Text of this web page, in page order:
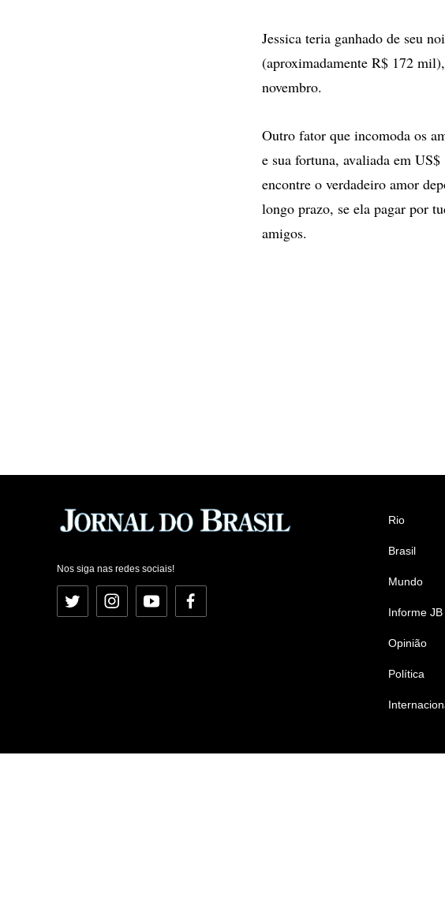
Jessica teria ganhado de seu
(aproximadamente R$ 172
novembro.
Outro fator que incomoda os
e sua fortuna, avaliada em
encontre o verdadeiro amor
longo prazo, se ela pagar por
amigos.
Nos siga nas redes sociais!
Twitter InstagramYouTubeFacebook
Rio
Brasil
Mundo
Informe JB
Opinião
Política